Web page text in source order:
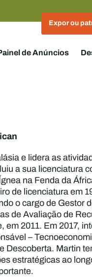
Expor ou
de Anúncios
e lidera as
a sua licenciatura
na Fenda da
de licenciatura em
o cargo de Gestor
de Avaliação de
2011. Em 2017,
–
Descoberta. Martin
estratégicas ao